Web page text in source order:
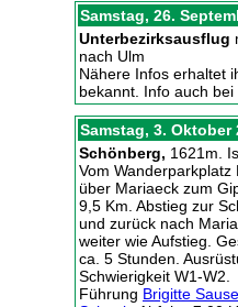
Samstag, 26.
Unterbezirksausflug
nach Ulm
Nähere Infos erhaltet
bekannt. Info auch bei
Samstag, 3. Oktober
Schönberg, 1621m.
Vom Wanderparkplatz
über Mariaeck zum
9,5 Km. Abstieg zur
und zurück nach
weiter wie Aufstieg.
ca. 5 Stunden.
Schwierigkeit W1-W2.
Führung Brigitte Sause